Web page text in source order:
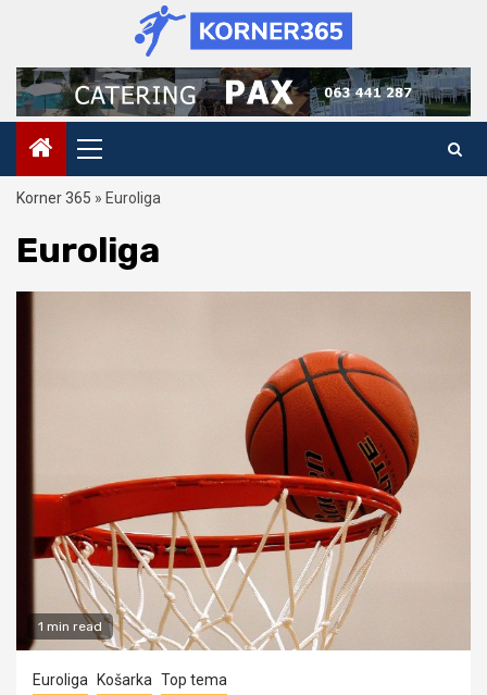
content
Primary
Menu
Korner 365 » Euroliga
Euroliga
1 min read
Euroliga Košarka Top tema